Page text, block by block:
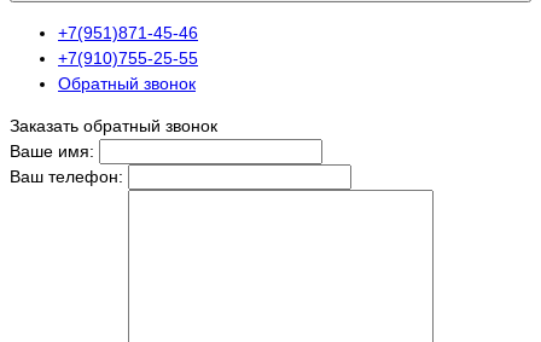
+7(951)871-45-46
+7(910)755-25-55
Обратный звонок
Заказать обратный звонок
Ваше имя:
Ваш телефон: